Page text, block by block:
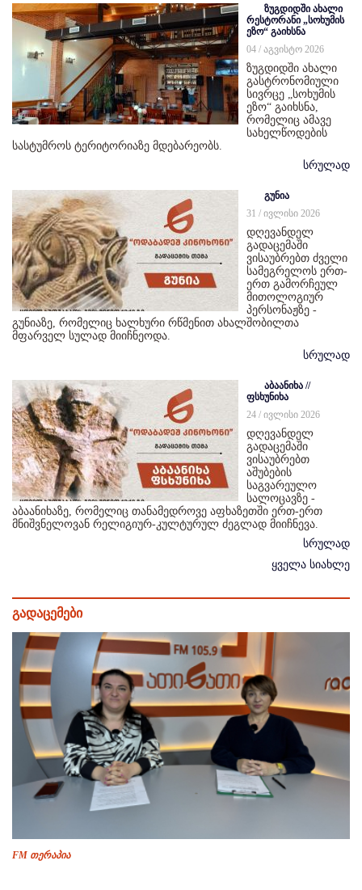
ზუგდიდში ახალი
რესტორანი „სოხუმის
ეზო“ გაიხსნა
04 / აგვისტო 2026
ზუგდიდში ახალი
გასტრონომიული
სივრცე „სოხუმის
ეზო“ გაიხსნა,
რომელიც ამავე
სახელწოდების
სასტუმროს ტერიტორიაზე მდებარეობს.
სრულად
გუნია
31 / ივლისი 2026
დღევანდელ
გადაცემაში
ვისაუბრებთ ძველი
სამეგრელოს ერთ-
ერთ გამორჩეულ
მითოლოგიურ
პერსონაჟზე -
გუნიაზე, რომელიც ხალხური რწმენით ახალშობილთა
მფარველ სულად მიიჩნეოდა.
სრულად
აბაანიხა //
ფსხუნიხა
24 / ივლისი 2026
დღევანდელ
გადაცემაში
ვისაუბრებთ
აშუბების
საგვარეულო
სალოცავზე -
აბაანიხაზე, რომელიც თანამედროვე აფხაზეთში ერთ-ერთ
მნიშვნელოვან რელიგიურ-კულტურულ ძეგლად მიიჩნევა.
სრულად
ყველა სიახლე
გადაცემები
FM თერაპია